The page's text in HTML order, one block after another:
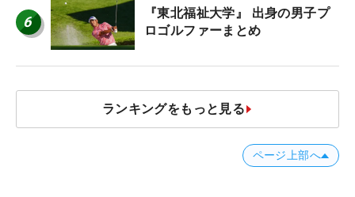
6
『東北福祉大学』 出身の男子プ
ロゴルファーまとめ
ランキングをもっと見る
ページ上部へ